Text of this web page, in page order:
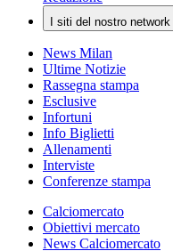
I siti del nostro network
News Milan
Ultime Notizie
Rassegna stampa
Esclusive
Infortuni
Info Biglietti
Allenamenti
Interviste
Conferenze stampa
Calciomercato
Obiettivi mercato
News Calciomercato